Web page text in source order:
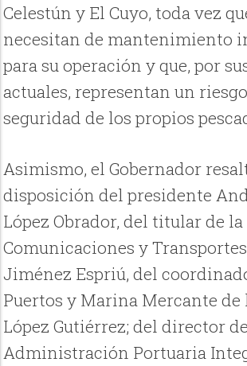
Celestún y El Cuyo, toda vez
necesitan de mantenimiento
para su operación y que, por
actuales, representan un
seguridad de los propios
Asimismo, el Gobernador
disposición del presidente
López Obrador, del titular de
Comunicaciones y
Jiménez Espriú, del
Puertos y Marina Mercante de
López Gutiérrez; del director
Administración Portuaria